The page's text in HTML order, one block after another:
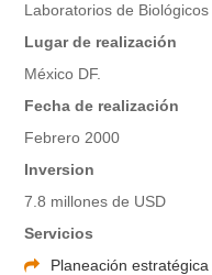
Laboratorios de
Lugar de realización
México DF.
Fecha de realización
Febrero 2000
Inversion
7.8 millones de USD
Servicios
Planeación estratégica